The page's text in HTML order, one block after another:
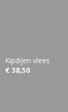
Kipdijen vlees
€ 38,50